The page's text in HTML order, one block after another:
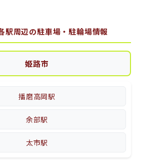
駅周辺の駐車場・駐輪場情報
姫路市
播磨高岡駅
余部駅
太市駅